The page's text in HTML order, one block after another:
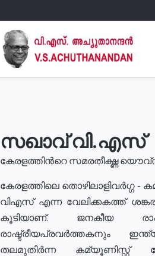
സഖാവ് വി.എസ്
കേരളത്തിൻറെ സമരതീക്ഷ്ണ
കേരളത്തിലെ തൊഴിലാളിവർഗ്ഗ -
വിഎസ് എന്ന വേലിക്കകത്ത്
കൂടിയാണ്. ജനകീയ
രാഷ്ട്രീയപ്രവർത്തകനും
തലമുതിർന്ന കമ്യൂണിസ്റ്റ്